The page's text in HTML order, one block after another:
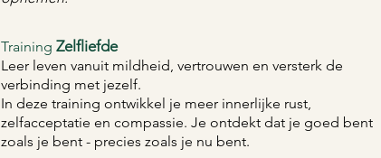
Training Zelfliefde
Leer leven vanuit mildheid, vertrouwen en versterk de
verbinding met jezelf.
In deze training ontwikkel je meer innerlijke rust,
zelfacceptatie en compassie. Je ontdekt dat je goed bent
zoals je bent - precies zoals je nu bent.